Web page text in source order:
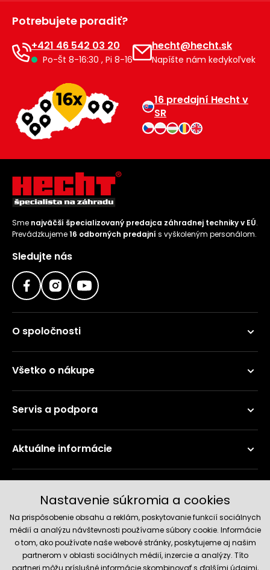
Potrebujete poradiť?
+421 46 542 03 20
Po-Št 8-16:30 , Pi 8-16
hecht@hecht.sk
Napíšte nám kedykoľvek
16 predajní Hecht v
SR
Sme najväčší špecializovaný predajca záhradnej techniky v EÚ.
Prevádzkujeme16 odborných predajní s vyškoleným personálom.
Sledujte nás
O spoločnosti
Všetko o nákupe
Servis a podpora
Aktuálne informácie
Nastavenie súkromia a cookies
Na prispôsobenie obsahu a reklám, poskytovanie funkcií sociálnych
médií a analýzu návštevnosti používame súbory cookie. Informácie
o tom, ako používate naše webové stránky, poskytujeme aj našim
partnerom v oblasti sociálnych médií, inzercie a analýzy. Títo
partneri môžu príslušné informácie skombinovať s ďalšími údajmi,